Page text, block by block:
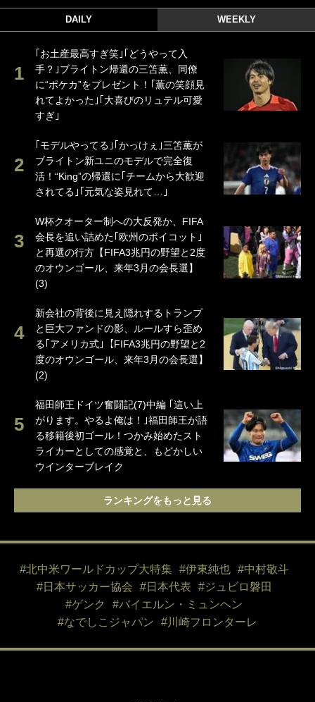
DAILY WEEKLY
｢お土産最高すぎ笑｣｢どうやって入
手？｣ブライトン帰還の三笘薫、同僚
に“ポケカ”をプレゼント！｢薫の笑顔見
れてよかった｣｢大喜びのリュテル可愛
すぎ｣
｢モデルやってる｣｢かっけぇ｣三笘薫が
ブライトン新ユニのモデルで完全復
活！“King”の帰還に｢チームから大歓迎
されてる｣｢元気な姿見れて…｣
W杯クオーター制への大反発か、FIFA
会長を追い詰めた｢欧州のボイコット｣
と再選の行方【FIFA3兆円の野望と2度
のオウンゴール、来年3月の会長選】
(3)
新会社の背後に見え隠れするトランプ
と巨大ファンドの影、ルールすら歪め
る｢アメリカ式｣【FIFA3兆円の野望と2
度のオウンゴール、来年3月の会長選】
(2)
福田師王ドイツ奮闘記(7)中編 ｢這い上
がります。やるよ俺は！｣福田師王が語
る移籍後初ゴール！つかみ始めたスト
ライカーとしての感覚と、もどかしい
ウインターブレイク
ランキングをもっと見る
#北中米ワールドカップ大特集 #伊東純也
#中村敬斗
#日本サッカー協会
#日本代表
#ジュビロ磐田
#ゲンク
#バイエルン・ミュンヘン
#なでしこジャパン
#川崎フロンターレ